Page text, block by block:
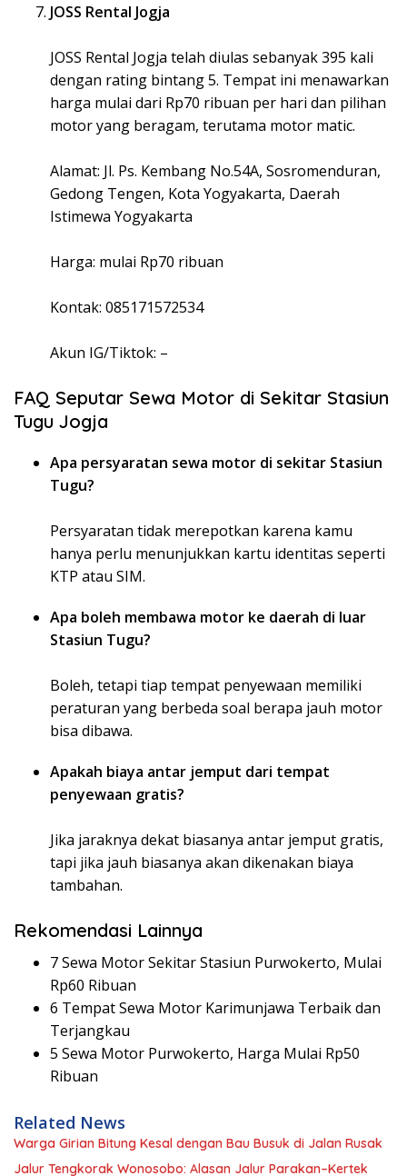
JOSS Rental Jogja
JOSS Rental Jogja telah diulas sebanyak 395 kali
dengan rating bintang 5. Tempat ini menawarkan
harga mulai dari Rp70 ribuan per hari dan pilihan
motor yang beragam, terutama motor matic.
Alamat: Jl. Ps. Kembang No.54A, Sosromenduran,
Gedong Tengen, Kota Yogyakarta, Daerah
Istimewa Yogyakarta
Harga: mulai Rp70 ribuan
Kontak: 085171572534
Akun IG/Tiktok: –
FAQ Seputar Sewa Motor di Sekitar Stasiun
Tugu Jogja
Apa persyaratan sewa motor di sekitar Stasiun
Tugu?
Persyaratan tidak merepotkan karena kamu
hanya perlu menunjukkan kartu identitas seperti
KTP atau SIM.
Apa boleh membawa motor ke daerah di luar
Stasiun Tugu?
Boleh, tetapi tiap tempat penyewaan memiliki
peraturan yang berbeda soal berapa jauh motor
bisa dibawa.
Apakah biaya antar jemput dari tempat
penyewaan gratis?
Jika jaraknya dekat biasanya antar jemput gratis,
tapi jika jauh biasanya akan dikenakan biaya
tambahan.
Rekomendasi Lainnya
7 Sewa Motor Sekitar Stasiun Purwokerto, Mulai
Rp60 Ribuan
6 Tempat Sewa Motor Karimunjawa Terbaik dan
Terjangkau
5 Sewa Motor Purwokerto, Harga Mulai Rp50
Ribuan
Related News
Warga Girian Bitung Kesal dengan Bau Busuk di Jalan Rusak
Jalur Tengkorak Wonosobo: Alasan Jalur Parakan–Kertek